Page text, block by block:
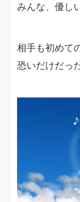
みんな、優し
相手も初めて
恐いだけだっ